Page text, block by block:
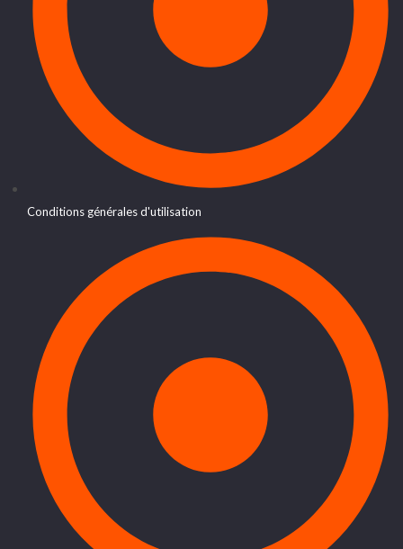
Conditions générales d'utilisation